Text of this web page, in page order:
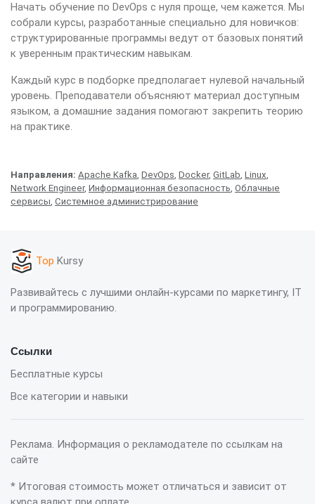
Начать обучение по DevOps с нуля проще, чем кажется. Мы
собрали курсы, разработанные специально для новичков:
структурированные программы ведут от базовых понятий
к уверенным практическим навыкам.
Каждый курс в подборке предполагает нулевой начальный
уровень. Преподаватели объясняют материал доступным
языком, а домашние задания помогают закрепить теорию
на практике.
Направления: Apache Kafka, DevOps, Docker, GitLab, Linux,
Network Engineer, Информационная безопасность, Облачные
сервисы, Системное администрирование
Top Kursy
Развивайтесь с лучшими онлайн-курсами по маркетингу, IT
и программированию.
Ссылки
Бесплатные курсы
Все категории и навыки
Реклама. Информация о рекламодателе по ссылкам на
сайте
* Итоговая стоимость может отличаться и зависит от